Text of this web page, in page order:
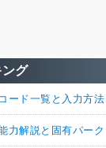
グ
ード一覧と入力方法
力解説と固有パーク